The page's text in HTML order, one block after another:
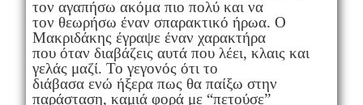
τον αγαπήσω ακόμα πιο πολύ και να
τον θεωρήσω έναν σπαρακτικό ήρωα. Ο
Μακριδάκης έγραψε έναν χαρακτήρα
που όταν διαβάζεις αυτά που λέει, κλαις και
γελάς μαζί. Το γεγονός ότι το
διάβασα ενώ ήξερα πως θα παίξω στην
παράσταση, καμιά φορά με “πετούσε”